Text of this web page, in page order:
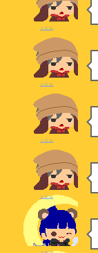
シエル
シエル
シエル
シエル